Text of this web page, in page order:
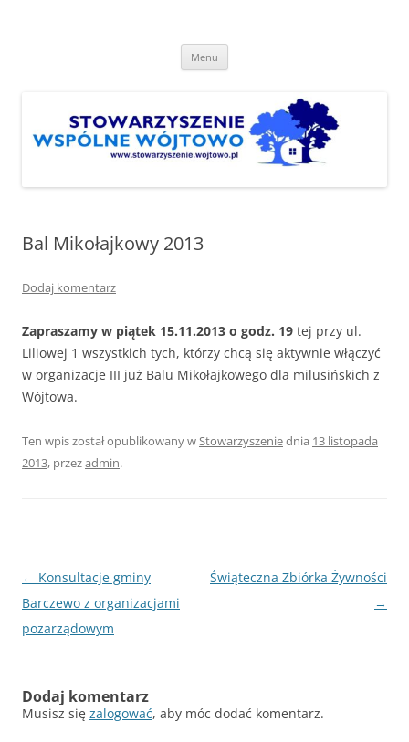
Wójtowo"
Menu
Bal Mikołajkowy 2013
Dodaj komentarz
Zapraszamy w piątek 15.11.2013 o godz. 19 tej przy ul.
Liliowej 1 wszystkich tych, którzy chcą się aktywnie włączyć
w organizacje III już Balu Mikołajkowego dla milusińskich z
Wójtowa.
Ten wpis został opublikowany wStowarzyszeniednia 13 listopada
2013, przezadmin.
Nawigacja
wpisu
← Konsultacje gminy
Barczewo z organizacjami
pozarządowym
Świąteczna Zbiórka Żywności
→
Dodaj komentarz
Musisz się zalogować, aby móc dodać komentarz.